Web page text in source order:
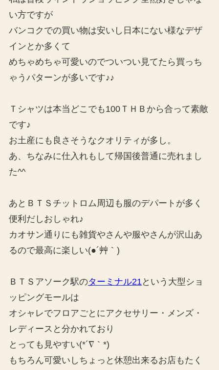
い方ですが
バンコクでの買い物は安いし日本にない様なデザ
インとか多くて
めちゃめちゃ可愛いのでついつい見てたら買っち
ゃうパターンが多いです♪♪
Ｔシャツは本当どこでも100ＴＨＢから合って素敵
です♪
お土産にも良さそうなクオリティが多し。
あ、ちなみに仕入れもして帰国後普通に売れまし
た^^
あとＢＴＳチットロム周辺も服のデパートが多く
便利だしおしゃれ♪
カオサン通りにも雑貨やさんや服やさんが沢山あ
るので最高に楽しい(●´艸｀)
ＢＴＳアソーク駅のターミナル21 という大型ショ
ッピングモールは
オシャレでフロアごとにアクセサリー・メンズ・
レディースと分かれており
とっても見やすい(*´∇｀*)
もちろん可愛いしちょっと休憩出来るお店もたく